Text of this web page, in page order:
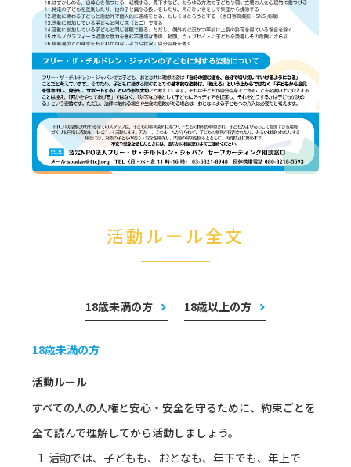
活動ルール全文
18歳未満の方 18歳以上の方
18歳未満の方
活動ルール
すべての人の人権と安心・安全を守るために、約束ごとを
全て読んで理解してから活動しましょう。
活動では、子どもも、おとなも、年下でも、年上で